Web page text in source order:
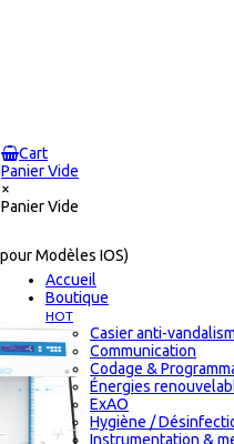
Cart
Panier Vide
×
Panier Vide
Accueil
Boutique
HOT
Casier anti-
Communication
Codage &
Énergies
ExAO
Hygiène /
Instrumentation &
Modèles IOS)